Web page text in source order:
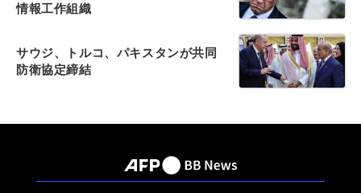
情報工作組織
サウジ、トルコ、パキスタンが共同
防衛協定締結